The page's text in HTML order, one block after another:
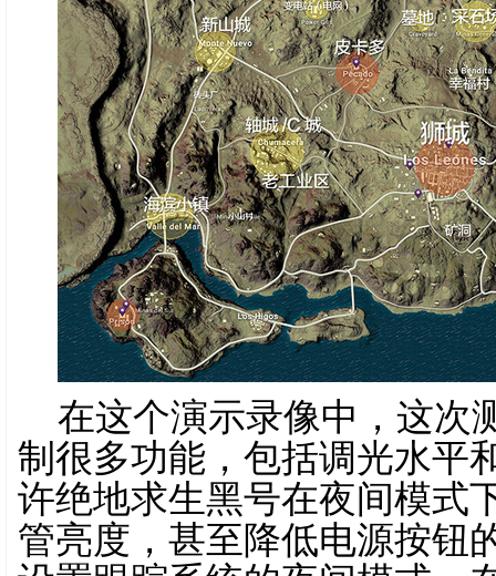
在这个演示录像中，这次
制很多功能，包括调光水平
许绝地求生黑号在夜间模式
管亮度，甚至降低电源按钮